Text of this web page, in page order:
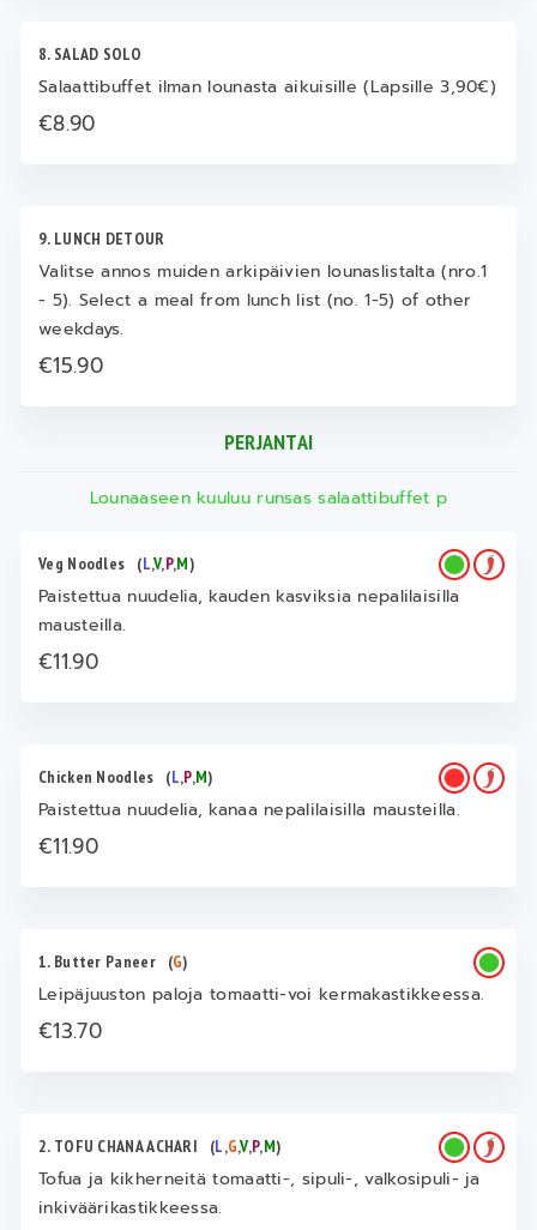
8. SALAD SOLO
Salaattibuffet ilman lounasta aikuisille (Lapsille 3,90€)
€8.90
9. LUNCH DETOUR
Valitse annos muiden arkipäivien lounaslistalta (nro.1
- 5). Select a meal from lunch list (no. 1-5) of other
weekdays.
€15.90
PERJANTAI
Lounaaseen kuuluu runsas salaattibuffet p
Veg Noodles (L,V,P,M)
Paistettua nuudelia, kauden kasviksia nepalilaisilla
mausteilla.
€11.90
Chicken Noodles (L,P,M)
Paistettua nuudelia, kanaa nepalilaisilla mausteilla.
€11.90
1. Butter Paneer (G)
Leipäjuuston paloja tomaatti-voi kermakastikkeessa.
€13.70
2. TOFU CHANA ACHARI (L,G,V,P,M)
Tofua ja kikherneitä tomaatti-, sipuli-, valkosipuli- ja
inkiväärikastikkeessa.